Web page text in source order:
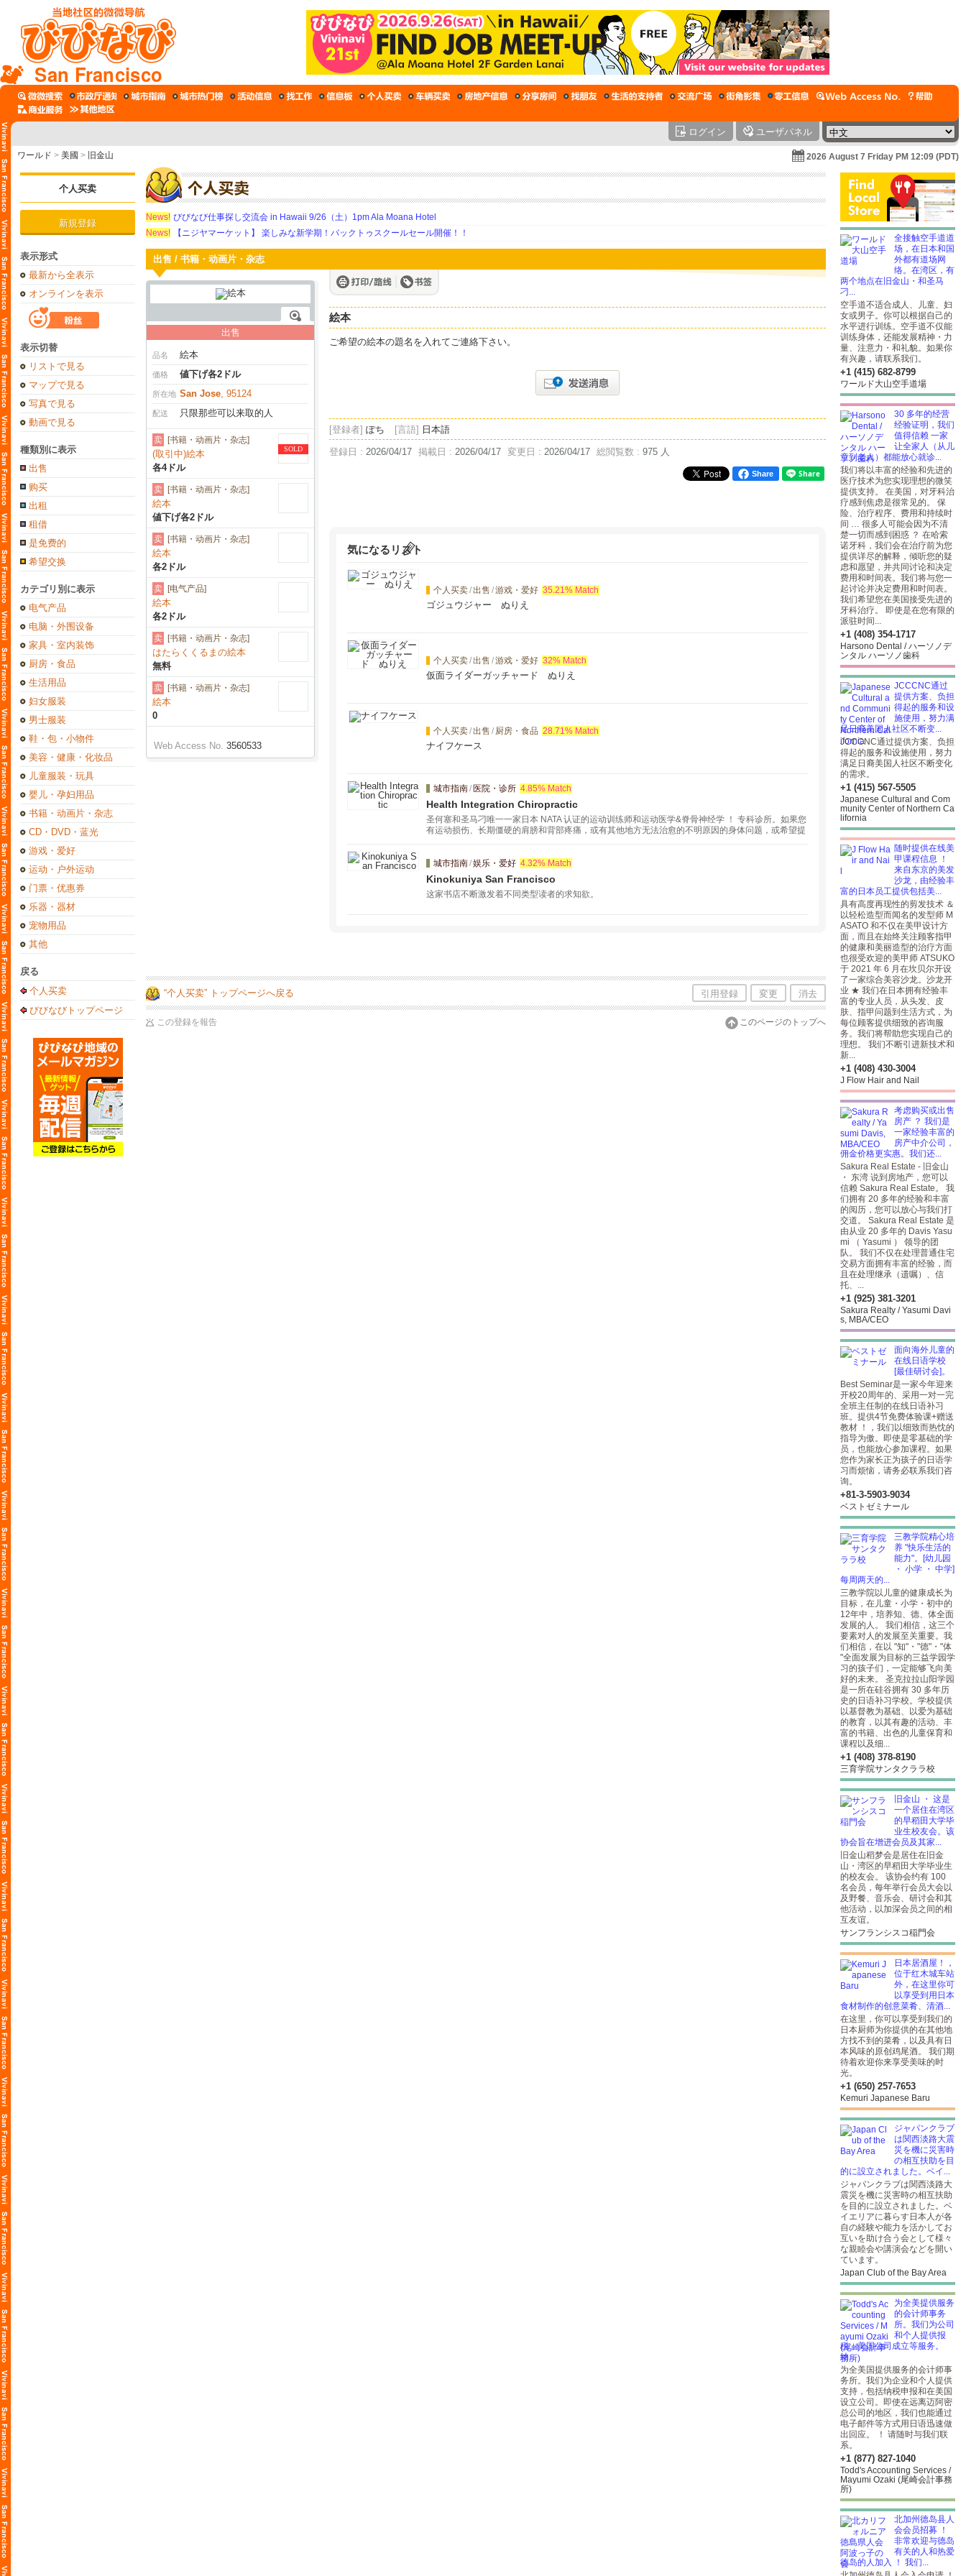
San Francisco
ログイン ユーザパネル
ワールド > 美國 > 旧金山 2026 August 7 Friday PM 12:09 (PDT)
个人买卖
新規登録
表示形式
最新から全表示
オンラインを表示
表示切替
リストで見る
マップで見る
写真で見る
動画で見る
種類別に表示
出售
购买
出租
租借
是免费的
希望交换
カテゴリ別に表示
电气产品
电脑・外围设备
家具・室内装饰
厨房・食品
生活用品
妇女服装
男士服装
鞋・包・小物件
美容・健康・化妆品
儿童服装・玩具
婴儿・孕妇用品
书籍・动画片・杂志
CD・DVD・蓝光
游戏・爱好
运动・户外运动
门票・优惠券
乐器・器材
宠物用品
其他
戻る
个人买卖
びびなびトップページ
News! びびなび仕事探し交流会 in Hawaii 9/26（土）1pm Ala Moana Hotel
News!
【ニジヤマーケット】 楽しみな新学期！バックトゥスクールセール開催！！
出售 / 书籍・动画片・杂志
出售
品名 絵本
価格 値下げ各2ドル
所在地 San Jose, 95124
配送 只限那些可以来取的人
SOLD
卖 [书籍・动画片・杂志]
(取引中)絵本
各4ドル
卖 [书籍・动画片・杂志]
絵本
値下げ各2ドル
卖 [书籍・动画片・杂志]
絵本
各2ドル
卖 [电气产品]
絵本
各2ドル
卖 [书籍・动画片・杂志]
はたらくくるまの絵本
無料
卖 [书籍・动画片・杂志]
絵本
0
Web Access No. 3560533
絵本
ご希望の絵本の題名を入れてご連絡下さい。
[登録者] ぽち [言語] 日本語
登録日 : 2026/04/17 掲載日 : 2026/04/17 変更日 : 2026/04/17 総閲覧数 : 975 人
Share
気になるリスト
个人买卖/出售 /游戏・爱好 35.21% Match
ゴジュウジャー ぬりえ
个人买卖/出售 /游戏・爱好 32% Match
仮面ライダーガッチャード ぬりえ
个人买卖/出售 / 厨房・食品 28.71% Match
ナイフケース
城市指南/ 医院・诊所 4.85% Match
Health Integration Chiropractic
圣何塞和圣马刁唯一一家日本 NATA 认证的运动训练师和运动医学&脊骨神经学 ！ 专科诊所。如果您
有运动损伤、长期僵硬的肩膀和背部疼痛，或有其他地方无法治愈的不明原因的身体问题，或希望提
城市指南/娱乐・爱好 4.32% Match
Kinokuniya San Francisco
这家书店不断激发着不同类型读者的求知欲。
“个人买卖” トップページへ戻る 引用登録 変更 消去
この登録を報告 このページのトップへ
全接触空手道道
场，在日本和国
外都有道场网
络。在湾区，有
两个地点在旧金山・和圣马
刁...
空手道不适合成人、儿童、妇
女或男子。你可以根据自己的
水平进行训练。空手道不仅能
训练身体，还能发展精神・力
量、注意力・和礼貌。如果你
有兴趣，请联系我们。
+1 (415) 682-8799
ワールド大山空手道場
30 多年的经营
经验证明，我们
值得信赖 一家
让全家人（从儿
童到老人）都能放心就诊...
我们将以丰富的经验和先进的
医疗技术为您实现理想的微笑
提供支持。 在美国，对牙科治
疗感到焦虑是很常见的。 保
险、治疗程序、费用和持续时
间 … 很多人可能会因为不清
楚一切而感到困惑 ？ 在哈索
诺牙科，我们会在治疗前为您
提供详尽的解释，倾听您的疑
虑和愿望，并共同讨论和决定
费用和时间表。我们将与您一
起讨论并决定费用和时间表。
我们希望您在美国接受先进的
牙科治疗。 即使是在您有限的
派驻时间...
+1 (408) 354-1717
Harsono Dental / ハーソノデ
ンタル ハーソノ歯科
JCCCNC通过
提供方案、负担
得起的服务和设
施使用，努力满
足日裔美国人社区不断变...
JCCCNC通过提供方案、负担
得起的服务和设施使用，努力
满足日裔美国人社区不断变化
的需求。
+1 (415) 567-5505
Japanese Cultural and Com
munity Center of Northern Ca
lifornia
随时提供在线美
甲课程信息 ！
来自东京的美发
沙龙，由经验丰
富的日本员工提供包括美...
具有高度再现性的剪发技术 ＆
以轻松造型而闻名的发型师 M
ASATO 和不仅在美甲设计方
面，而且在始终关注顾客指甲
的健康和美丽造型的治疗方面
也很受欢迎的美甲师 ATSUKO
于 2021 年 6 月在坎贝尔开设
了一家综合美容沙龙。沙龙开
业 ★ 我们在日本拥有经验丰
富的专业人员，从头发、皮
肤、指甲问题到生活方式，为
每位顾客提供细致的咨询服
务。我们将帮助您实现自己的
理想。 我们不断引进新技术和
新...
+1 (408) 430-3004
J Flow Hair and Nail
考虑购买或出售
房产 ？ 我们是
一家经验丰富的
房产中介公司，
佣金价格更实惠。我们还...
Sakura Real Estate - 旧金山
・ 东湾 说到房地产，您可以
信赖 Sakura Real Estate。 我
们拥有 20 多年的经验和丰富
的阅历，您可以放心与我们打
交道。 Sakura Real Estate 是
由从业 20 多年的 Davis Yasu
mi （ Yasumi ） 领导的团
队。 我们不仅在处理普通住宅
交易方面拥有丰富的经验，而
且在处理继承（遗嘱）、信
托、...
+1 (925) 381-3201
Sakura Realty / Yasumi Davi
s, MBA/CEO
面向海外儿童的
在线日语学校
[最佳研讨会]。
Best Seminar是一家今年迎来
开校20周年的、采用一对一完
全班主任制的在线日语补习
班。提供4节免费体验课+赠送
教材 ！，我们以细致而热忱的
指导为傲。即使是零基础的学
员，也能放心参加课程。如果
您作为家长正为孩子的日语学
习而烦恼，请务必联系我们咨
询。
+81-3-5903​-9034
ベストゼミナール
三教学院精心培
养 "快乐生活的
能力"。[幼儿园
・ 小学 ・ 中学]
每周两天的...
三教学院以儿童的健康成长为
目标，在儿童・小学・初中的
12年中，培养知、德、体全面
发展的人。 我们相信，这三个
要素对人的发展至关重要。我
们相信，在以 "知"・"德"・"体
"全面发展为目标的三益学园学
习的孩子们，一定能够飞向美
好的未来。 圣克拉拉山阳学园
是一所在硅谷拥有 30 多年历
史的日语补习学校。学校提供
以基督教为基础、以爱为基础
的教育，以其有趣的活动、丰
富的书籍、出色的儿童保育和
课程以及细...
+1 (408) 378-8190
三育学院サンタクララ校
旧金山 ・ 这是
一个居住在湾区
的早稻田大学毕
业生校友会。该
协会旨在增进会员及其家...
旧金山稻梦会是居住在旧金
山・湾区的早稻田大学毕业生
的校友会。 该协会约有 100
名会员，每年举行会员大会以
及野餐、音乐会、研讨会和其
他活动，以加深会员之间的相
互友谊。
サンフランシスコ稲門会
日本居酒屋！，
位于红木城车站
外，在这里你可
以享受到用日本
食材制作的创意菜肴、清酒...
在这里，你可以享受到我们的
日本厨师为你提供的在其他地
方找不到的菜肴，以及具有日
本风味的原创鸡尾酒。 我们期
待着欢迎你来享受美味的时
光。
+1 (650) 257-7653
Kemuri Japanese Baru
ジャパンクラブ
は関西淡路大震
災を機に災害時
の相互扶助を目
的に設立されました。ベイ...
ジャパンクラブは関西淡路大
震災を機に災害時の相互扶助
を目的に設立されました。ベ
イエリアに暮らす日本人が各
自の経験や能力を活かしてお
互いを助け合う会として様々
な親睦会や講演会などを開い
ています。
Japan Club of the Bay Area
为全美提供服务
的会计师事务
所。我们为公司
和个人提供报
税、美国公司成立等服务。
纳...
为全美国提供服务的会计师事
务所。我们为企业和个人提供
支持，包括纳税申报和在美国
设立公司。即使在远离迈阿密
总公司的地区，我们也能通过
电子邮件等方式用日语迅速做
出回应。 ！ 请随时与我们联
系。
+1 (877) 827-1040
Todd's Accounting Services /
Mayumi Ozaki (尾崎会計事務
所)
北加州德岛县人
会会员招募 ！
非常欢迎与德岛
有关的人和热爱
德岛的人加入 ！ 我们...